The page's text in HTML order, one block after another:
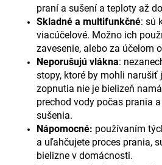
praní a sušení a teploty až
Skladné a multifunkčné: sú
viacúčelové. Možno ich
zavesenie, alebo za účelom
Neporušujú vlákna:
stopy, ktoré by mohli
zopnutia nie je bielizeň
prechod vody počas prania
sušenia.
Nápomocné: používaním
a uľahčujete proces prania,
bielizne v domácnosti.